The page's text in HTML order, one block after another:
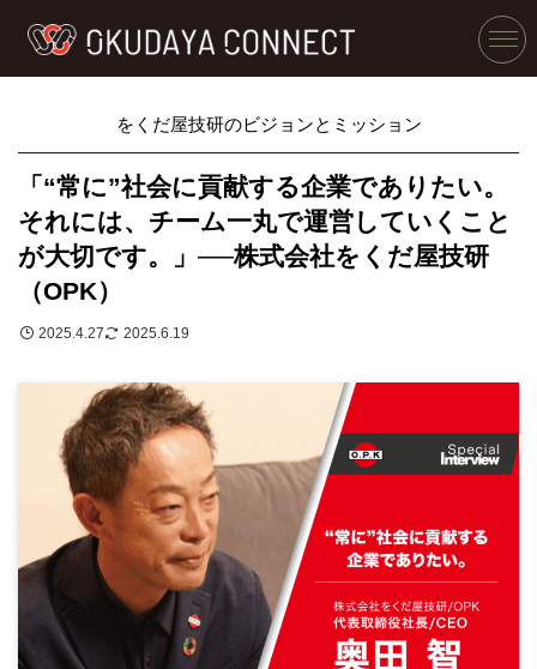
をくだ屋技研のビジョンとミッション
「“常に”社会に貢献する企業でありたい。
それには、チーム一丸で運営していくこと
が大切です。」──株式会社をくだ屋技研
（OPK）
2025.4.27 2025.6.19